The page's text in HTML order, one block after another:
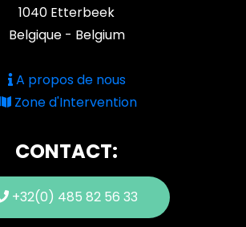
1040 Etterbeek
Belgique - Belgium
A propos de nous
Zone d'Intervention
CONTACT:
+32(0) 485 82 56 33